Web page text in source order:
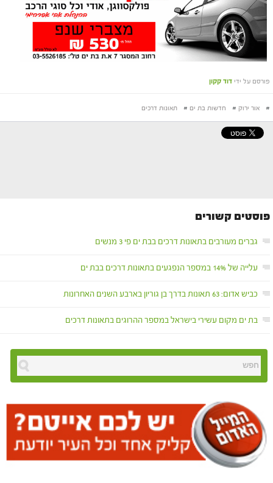
פורסם על ידי דוד קקון
# אור ירוק # חדשות בת ים # תאונות דרכים
פוסטים קשורים
גברים מעורבים בתאונות דרכים בבת ים פי 3 מנשים
עלייה של 14% במספר הנפגעים בתאונות דרכים בבת ים
כביש אדום: 63 תאונות בדרך בן גוריון בארבע השנים האחרונות
בת ים מקום עשירי בישראל במספר ההרוגים בתאונות דרכים